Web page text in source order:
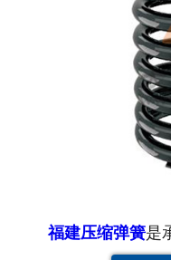
福建压缩弹簧是